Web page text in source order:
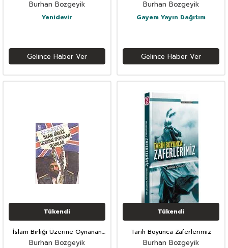
Burhan Bozgeyik
Yenidevir
Gelince Haber Ver
Burhan Bozgeyik
Gayem Yayın Dağıtım
Gelince Haber Ver
Tükendi
İslam Birliği Üzerine Oynanan
Oyunlar
Burhan Bozgeyik
Tükendi
Tarih Boyunca Zaferlerimiz
Burhan Bozgeyik